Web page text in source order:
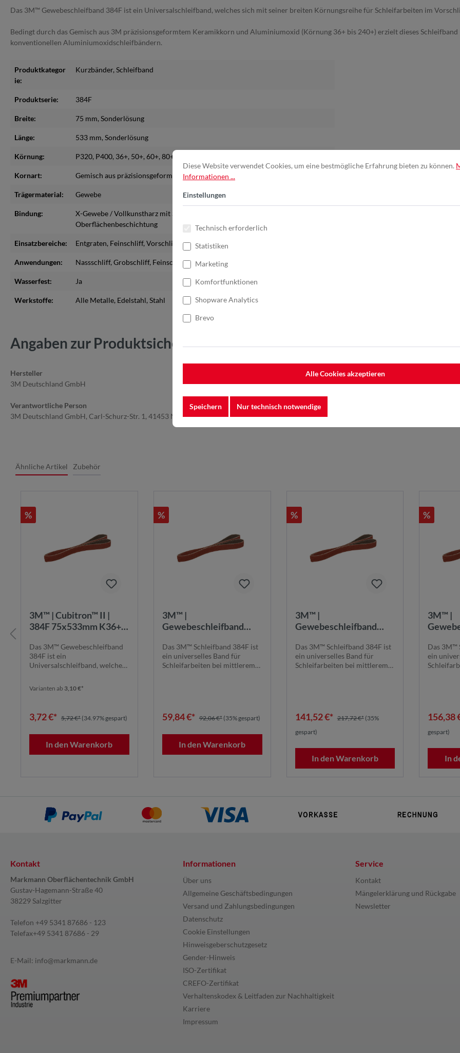
Das 3M™ Gewebeschleifband 384F ist ein Universalschleifband, welches sich mit seiner breiten Körnungsreihe für Schleifarbeiten im
Bedingt durch das Gemisch aus 3M präzisionsgeformtem Keramikkorn und Aluminiumoxid (Körnung 36+ bis 240+) erzielt dieses
konventionellen Aluminiumoxidschleifbändern.
Produktkategor
ie:
Kurzbänder, Schleifband
Produktserie: 384F
Breite: 75 mm, Sonderlösung
Länge: 533 mm, Sonderlösung
Körnung: P320, P400, 36+, 50+, 60+, 80+
Kornart: Gemisch aus präzisionsgeformtem Keramikkorn und Aluminiumoxid
Trägermaterial: Gewebe
Bindung:
X-Gewebe / Vollkunstharz mit Schleifhilfsmittel als zusätzliche
Oberflächenbeschichtung
Einsatzbereiche: Entgraten, Feinschliff, Vorschliff
Anwendungen: Nassschliff, Grobschliff, Feinschliff, Vor und Zwischenschliff
Wasserfest: Ja
Werkstoffe: Alle Metalle, Edelstahl, Stahl
Angaben zur Produktsicherheit
Hersteller
3M Deutschland GmbH
Verantwortliche Person
3M Deutschland GmbH, Carl-Schurz-Str. 1, 41453 Neuss, Deutschland, E-Mail: Innovation.de@3M.com
Ähnliche Artikel Zubehör
%
3M™ | Cubitron™ II |
384F 75x533mm K36+ |
für allgemeine
Schleifarbeiten
Das 3M™ Gewebeschleifband
384F ist ein
Universalschleifband, welches
Varianten ab 3,10 €*
3,72 €* 5,72 €* (34.97% gespart)
In den Warenkorb
%
3M™ |
Gewebeschleifband
mm | 80+ | STA |
384F100X9000K80+ |
7100266325
Das 3M™ Schleifband 384F ist
ein universelles Band für
Schleifarbeiten bei mittlerem
59,84 €* 92,06 €* (35% gespart)
In den Warenkorb
%
3M™ |
Gewebeschleifband
mm | 120+ |
384F1100X1900K120+ |
7100281376
Das 3M™ Schleifband 384F ist
ein universelles Band für
Schleifarbeiten bei mittlerem
141,52 €* 217,72 €* (35%
gespart)
In den Warenkorb
%
3M™ |
mm |
Das 3M™
ein
156,38
gespart)
In
Kontakt
Markmann Oberflächentechnik GmbH
Gustav-Hagemann-Straße 40
38229 Salzgitter
Telefon +49 5341 87686 - 123
Telefax+49 5341 87686 - 29
E-Mail: info@markmann.de
Informationen
Über uns
Allgemeine Geschäftsbedingungen
Versand und Zahlungsbedingungen
Datenschutz
Cookie Einstellungen
Hinweisgeberschutzgesetz
Gender-Hinweis
ISO-Zertifikat
CREFO-Zertifikat
Verhaltenskodex & Leitfaden zur Nachhaltigkeit
Karriere
Impressum
Service
Kontakt
Mängelerklärung und Rückgabe
Newsletter
Diese Website verwendet Cookies, um eine bestmögliche Erfahrung bieten zu können.
Informationen ...
Einstellungen
Technisch erforderlich
Statistiken
Marketing
Komfortfunktionen
Shopware Analytics
Brevo
Alle Cookies akzeptieren
Speichern Nur technisch notwendige